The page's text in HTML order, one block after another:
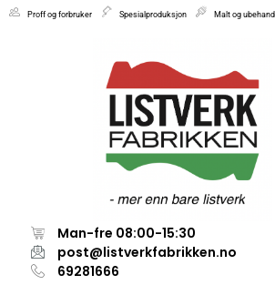
Proff og forbruker Spesialproduksjon Malt og
Man-fre 08:00-15:30
post@listverkfabrikken.no
69281666